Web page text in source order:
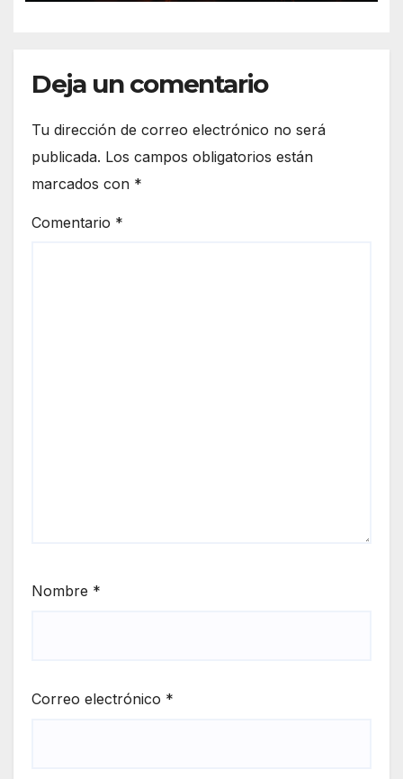
Deja un comentario
Tu dirección de correo electrónico no será
publicada. Los campos obligatorios están
marcados con *
Comentario *
Nombre *
Correo electrónico *